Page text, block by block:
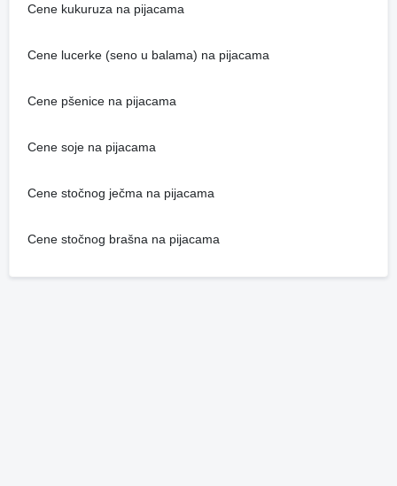
Cene kukuruza na pijacama
Cene lucerke (seno u balama) na pijacama
Cene pšenice na pijacama
Cene soje na pijacama
Cene stočnog ječma na pijacama
Cene stočnog brašna na pijacama